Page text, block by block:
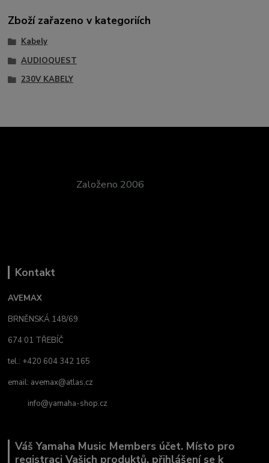
Zboží zařazeno v kategoriích
Kabely
AUDIOQUEST
230V KABELY
Založeno 2006
Kontakt
AVEMAX
BRNĚNSKÁ 148/69
674 01 TŘEBÍČ
tel.: +420 604 342 165
email: avemax@atlas.cz
info@yamaha-shop.cz
Váš Yamaha Music Members účet. Místo pro
registraci Vašich produktů, přihlášení se k